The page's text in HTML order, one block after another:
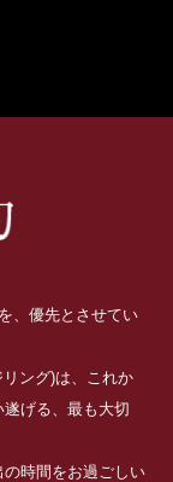
、優先とさせてい
ング)は、これか
げる、最も大切
時間をお過ごしい